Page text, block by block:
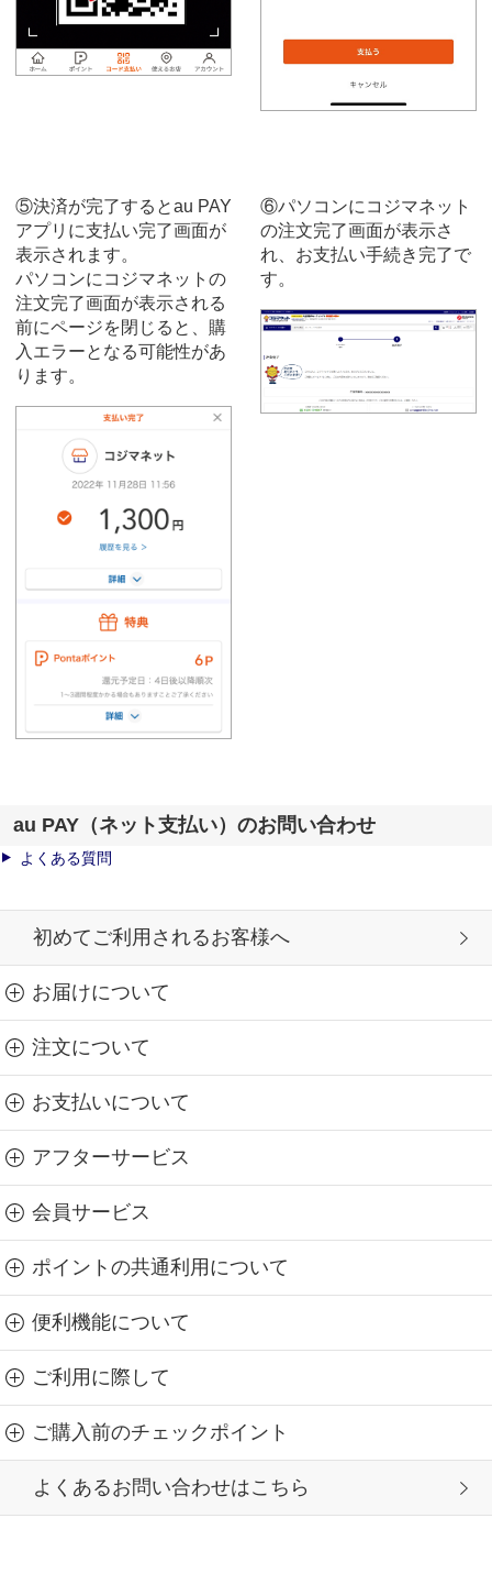
⑤決済が完了するとau PAY
アプリに支払い完了画面が
表示されます。
パソコンにコジマネットの
注文完了画面が表示される
前にページを閉じると、購
入エラーとなる可能性があ
ります。
⑥パソコンにコジマネット
の注文完了画面が表示さ
れ、お支払い手続き完了で
す。
au PAY（ネット支払い）のお問い合わせ
よくある質問
初めてご利用されるお客様へ
お届けについて
注文について
お支払いについて
アフターサービス
会員サービス
ポイントの共通利用について
便利機能について
ご利用に際して
ご購入前のチェックポイント
よくあるお問い合わせはこちら